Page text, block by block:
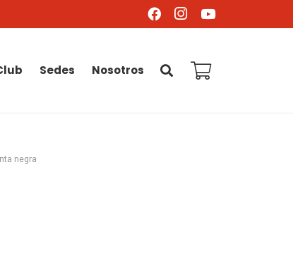
Sedes Nosotros
negra